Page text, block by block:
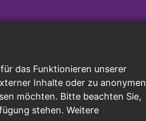
das Funktionieren unserer
Inhalte oder zu anonymen
möchten. Bitte beachten Sie,
stehen. Weitere